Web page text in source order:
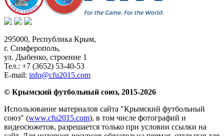
295000, Республика Крым,
г. Симферополь,
ул. Дыбенко, строение 1
Тел.: +7 (3652) 53-40-53
E-mail: info@cfu2015.com
© Крымский футбольный союз, 2015-2026
Использование материалов сайта "Крымский футбольный
союз" (www.cfu2015.com), в том числе фотографий и
видеосюжетов, разрешается только при условии ссылки на